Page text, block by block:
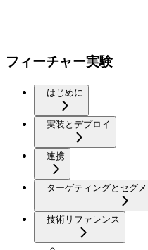
フィーチャー実験
はじめに
実装とデプロイ
連携
ターゲティングとセグ
技術リファレンス